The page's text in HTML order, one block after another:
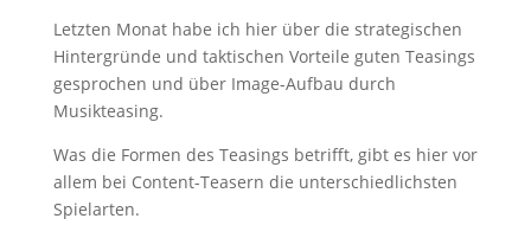
Letzten Monat habe ich hier über die strategischen
Hintergründe und taktischen Vorteile guten Teasings
gesprochen und über Image-Aufbau durch
Musikteasing.
Was die Formen des Teasings betrifft, gibt es hier vor
allem bei Content-Teasern die unterschiedlichsten
Spielarten.